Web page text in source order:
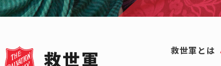
救世軍とは